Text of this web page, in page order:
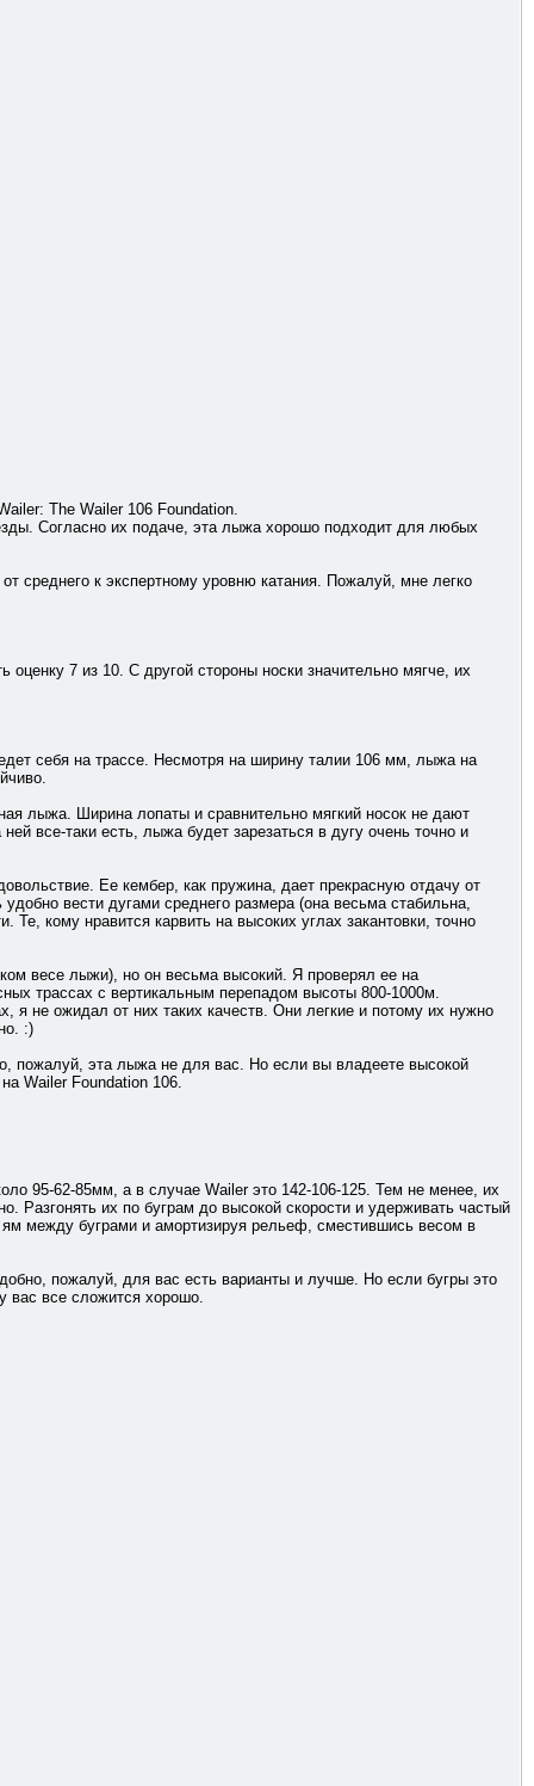
The Wailer 106 Foundation.
Согласно их подаче, эта лыжа хорошо подходит для любых
среднего к экспертному уровню катания. Пожалуй, мне легко
7 из 10. С другой стороны носки значительно мягче, их
себя на трассе. Несмотря на ширину талии 106 мм, лыжа на
лыжа. Ширина лопаты и сравнительно мягкий носок не дают
все-таки есть, лыжа будет зарезаться в дугу очень точно и
Ее кембер, как пружина, дает прекрасную отдачу от
вести дугами среднего размера (она весьма стабильна,
кому нравится карвить на высоких углах закантовки, точно
весе лыжи), но он весьма высокий. Я проверял ее на
трассах с вертикальным перепадом высоты 800-1000м.
я не ожидал от них таких качеств. Они легкие и потому их нужно
:)
пожалуй, эта лыжа не для вас. Но если вы владеете высокой
Wailer Foundation 106.
95-62-85мм, а в случае Wailer это 142-106-125. Тем не менее, их
Разгонять их по буграм до высокой скорости и удерживать частый
между буграми и амортизируя рельеф, сместившись весом в
пожалуй, для вас есть варианты и лучше. Но если бугры это
вас все сложится хорошо.